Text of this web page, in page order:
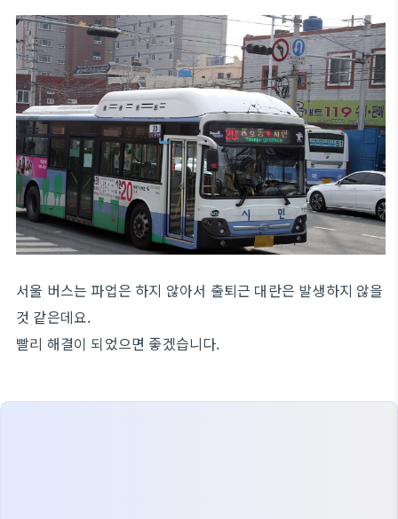
서울 버스는 파업은 하지 않아서 출퇴근 대란은 발생하지 않을
것 같은데요.
빨리 해결이 되었으면 좋겠습니다.